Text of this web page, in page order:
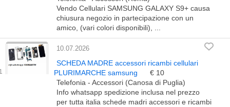
Vendo Cellulari SAMSUNG GALAXY S9+ causa
chiusura negozio in partecipazione con un
amico, (vari colori disponibili), ...
10.07.2026
SCHEDA MADRE accessori ricambi cellulari
PLURIMARCHE samsung
€ 10
Telefonia - Accessori (Canosa di Puglia)
Info whatsapp spedizione inclusa nel prezzo
per tutta italia schede madri accessori e ricambi